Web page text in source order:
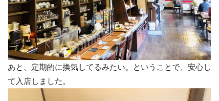
あと、定期的に換気してるみたい。ということで、安心し
て入店しました。